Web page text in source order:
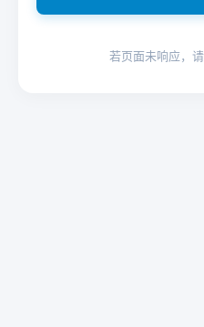
若页面未响应，